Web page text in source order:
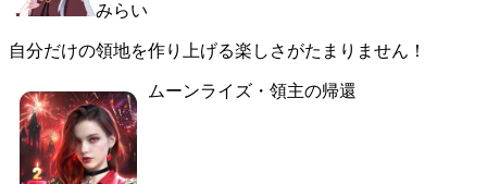
みらい
自分だけの領地を作り上げる楽しさがたまりません！
ムーンライズ・領主の帰還